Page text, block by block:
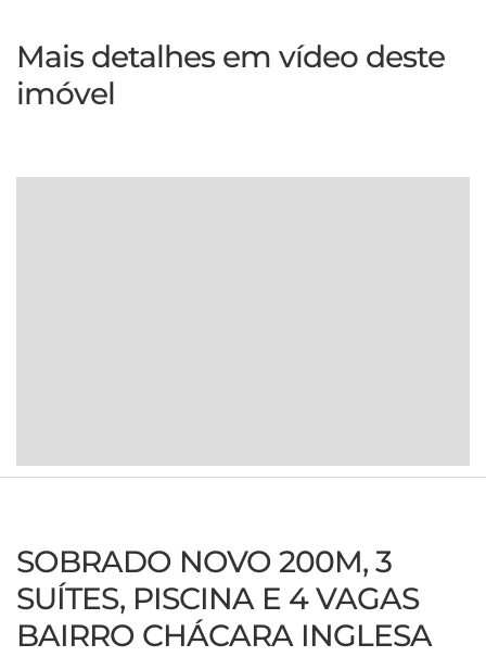
Mais detalhes em vídeo deste
imóvel
SOBRADO NOVO 200M, 3
SUÍTES, PISCINA E 4 VAGAS
BAIRRO CHÁCARA INGLESA